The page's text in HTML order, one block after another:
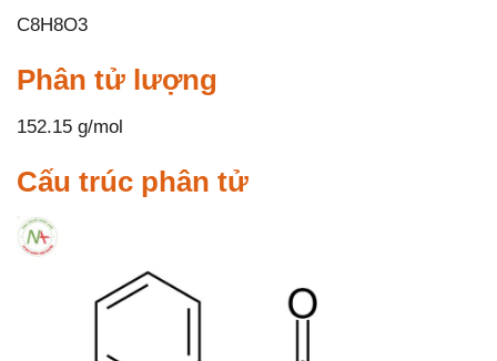
C8H8O3
Phân tử lượng
152.15 g/mol
Cấu trúc phân tử